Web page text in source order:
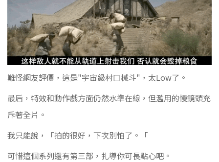
難怪網友評價，這是"宇宙級村口械斗"，太Low了。
最后，特效和動作戲方面仍然水準在線，但濫用的慢鏡頭充
斥著全片。
我只能說，「拍的很好，下次別怕了。「
可惜這個系列還有第三部，扎導你可長點心吧。